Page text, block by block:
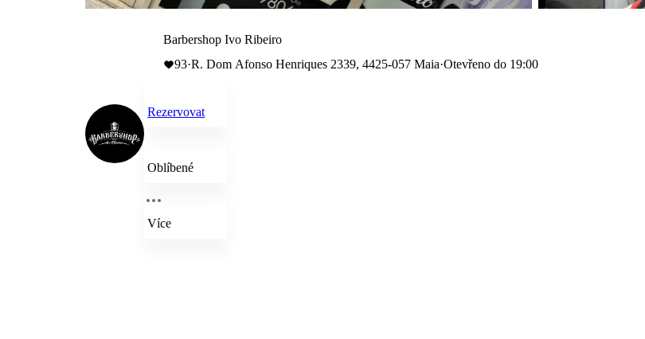
Barbershop Ivo Ribeiro
93·R. Dom Afonso Henriques 2339, 4425-057 Maia·Otevřeno do 19:00
Rezervovat
Oblíbené
Více